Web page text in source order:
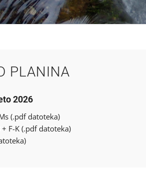
PLANINA
2026
(.pdf datoteka)
+ F-K (.pdf datoteka)